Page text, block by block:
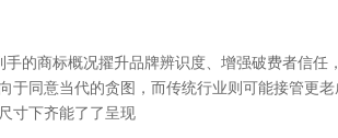
的商标概况擢升品牌辨识度、增强破费者信任
同意当代的贪图，而传统行业则可能接管更
寸下齐能了了呈现